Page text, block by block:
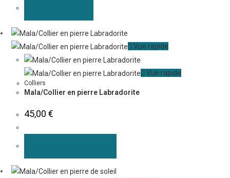
Vue rapide
Vue rapide
Colliers
Mala/Collier en pierre Labradorite
45,00€